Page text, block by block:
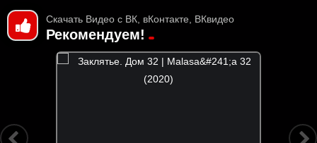
Скачать Видео с ВК, вКонтакте, ВКвидео
Рекомендуем!